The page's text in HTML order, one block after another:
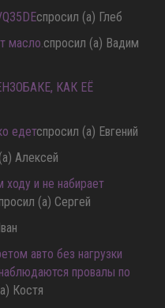
спросил (а) Глеб
масло.спросил (а) Вадим
КАК ЕЁ
едетспросил (а) Евгений
Алексей
ходу и не набирает
(а) Сергей
авто без нагрузки
провалы по
Костя